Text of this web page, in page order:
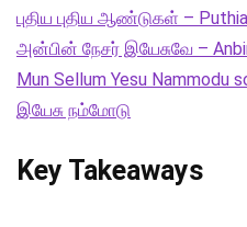
புதிய புதிய ஆண்டுகள் –
அன்பின் நேசர் இயேசுவே –
Mun Sellum Yesu Nammodu
இயேசு நம்மோடு
Key Takeaways